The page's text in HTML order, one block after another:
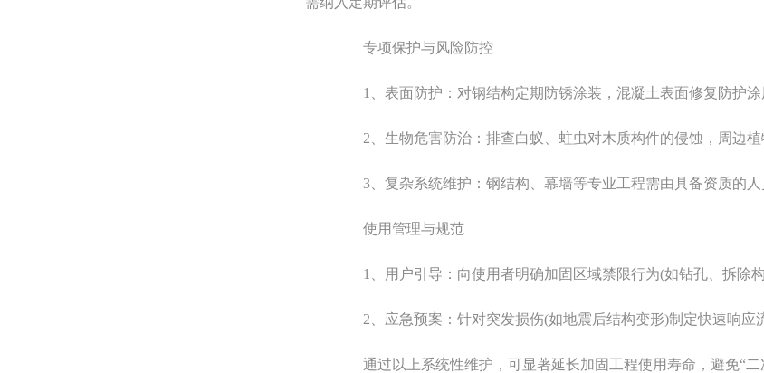
专项保护与风险防控
1、表面防护：对钢结构定期防锈涂装，混凝土表面修复防护涂
2、生物危害防治：排查白蚁、蛀虫对木质构件的侵蚀，周边植
3、复杂系统维护：钢结构、幕墙等专业工程需由具备资质的人
使用管理与规范
1、用户引导：向使用者明确加固区域禁限行为(如钻孔、拆除构
2、应急预案：针对突发损伤(如地震后结构变形)制定快速响应
通过以上系统性维护，可显著延长加固工程使用寿命，避免“二